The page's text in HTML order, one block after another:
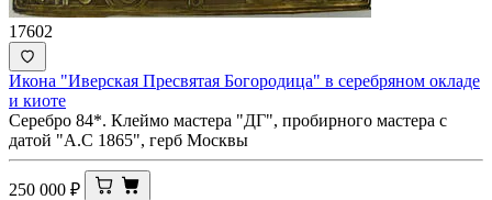
17602
Икона "Иверская Пресвятая Богородица" в серебряном окладе
и киоте
Серебро 84*. Клеймо мастера "ДГ", пробирного мастера с
датой "А.С 1865", герб Москвы
250 000 ₽